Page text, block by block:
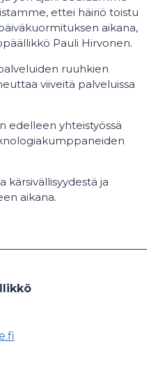
ettei häiriö toistu
aikana,
Pauli Hirvonen.
ruuhkien
viiveitä palveluissa
edelleen yhteistyössä
kärsivällisyydestä ja
aikana.